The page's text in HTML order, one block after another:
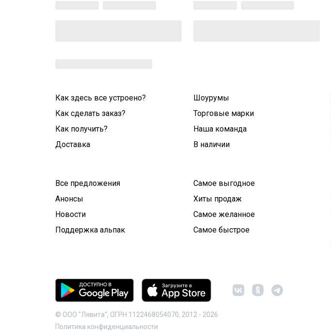
Как здесь все устроено?
Как сделать заказ?
Как получить?
Доставка
Шоурумы
Торговые марки
Наша команда
В наличии
Все предложения
Анонсы
Новости
Поддержка альпак
Самое выгодное
Хиты продаж
Самое желанное
Самое быстрое
© ООО "Лявита", ОГРН 1122468054070, 2012 - 2026
Политика конфиденциальности